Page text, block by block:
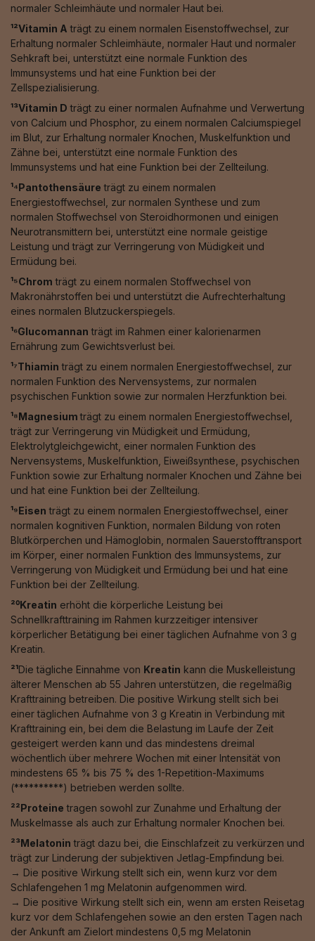
normaler Schleimhäute und normaler Haut bei.
¹²Vitamin A trägt zu einem normalen Eisenstoffwechsel, zur
Erhaltung normaler Schleimhäute, normaler Haut und normaler
Sehkraft bei, unterstützt eine normale Funktion des
Immunsystems und hat eine Funktion bei der
Zellspezialisierung.
¹³Vitamin D trägt zu einer normalen Aufnahme und Verwertung
von Calcium und Phosphor, zu einem normalen Calciumspiegel
im Blut, zur Erhaltung normaler Knochen, Muskelfunktion und
Zähne bei, unterstützt eine normale Funktion des
Immunsystems und hat eine Funktion bei der Zellteilung.
¹⁴Pantothensäure trägt zu einem normalen
Energiestoffwechsel, zur normalen Synthese und zum
normalen Stoffwechsel von Steroidhormonen und einigen
Neurotransmittern bei, unterstützt eine normale geistige
Leistung und trägt zur Verringerung von Müdigkeit und
Ermüdung bei.
¹⁵Chrom trägt zu einem normalen Stoffwechsel von
Makronährstoffen bei und unterstützt die Aufrechterhaltung
eines normalen Blutzuckerspiegels.
¹⁶Glucomannan trägt im Rahmen einer kalorienarmen
Ernährung zum Gewichtsverlust bei.
¹⁷Thiamin trägt zu einem normalen Energiestoffwechsel, zur
normalen Funktion des Nervensystems, zur normalen
psychischen Funktion sowie zur normalen Herzfunktion bei.
¹⁸Magnesiumträgt zu einem normalen Energiestoffwechsel,
trägt zur Verringerung vin Müdigkeit und Ermüdung,
Elektrolytgleichgewicht, einer normalen Funktion des
Nervensystems, Muskelfunktion, Eiweißsynthese, psychischen
Funktion sowie zur Erhaltung normaler Knochen und Zähne bei
und hat eine Funktion bei der Zellteilung.
¹⁹Eisen trägt zu einem normalen Energiestoffwechsel, einer
normalen kognitiven Funktion, normalen Bildung von roten
Blutkörperchen und Hämoglobin, normalen Sauerstofftransport
im Körper, einer normalen Funktion des Immunsystems, zur
Verringerung von Müdigkeit und Ermüdung bei und hat eine
Funktion bei der Zellteilung.
²⁰Kreatin erhöht die körperliche Leistung bei
Schnellkrafttraining im Rahmen kurzzeitiger intensiver
körperlicher Betätigung bei einer täglichen Aufnahme von 3 g
Kreatin.
²¹Die tägliche Einnahme von Kreatin kann die Muskelleistung
älterer Menschen ab 55 Jahren unterstützen, die regelmäßig
Krafttraining betreiben. Die positive Wirkung stellt sich bei
einer täglichen Aufnahme von 3 g Kreatin in Verbindung mit
Krafttraining ein, bei dem die Belastung im Laufe der Zeit
gesteigert werden kann und das mindestens dreimal
wöchentlich über mehrere Wochen mit einer Intensität von
mindestens 65 % bis 75 % des 1-Repetition-Maximums
(**********) betrieben werden sollte.
²²Proteine tragen sowohl zur Zunahme und Erhaltung der
Muskelmasse als auch zur Erhaltung normaler Knochen bei.
²³Melatonin trägt dazu bei, die Einschlafzeit zu verkürzen und
trägt zur Linderung der subjektiven Jetlag-Empfindung bei.
→ Die positive Wirkung stellt sich ein, wenn kurz vor dem
Schlafengehen 1 mg Melatonin aufgenommen wird.
→ Die positive Wirkung stellt sich ein, wenn am ersten Reisetag
kurz vor dem Schlafengehen sowie an den ersten Tagen nach
der Ankunft am Zielort mindestens 0,5 mg Melatonin